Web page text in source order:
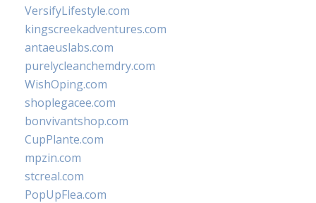
VersifyLifestyle.com
kingscreekadventures.com
antaeuslabs.com
purelycleanchemdry.com
WishOping.com
shoplegacee.com
bonvivantshop.com
CupPlante.com
mpzin.com
stcreal.com
PopUpFlea.com